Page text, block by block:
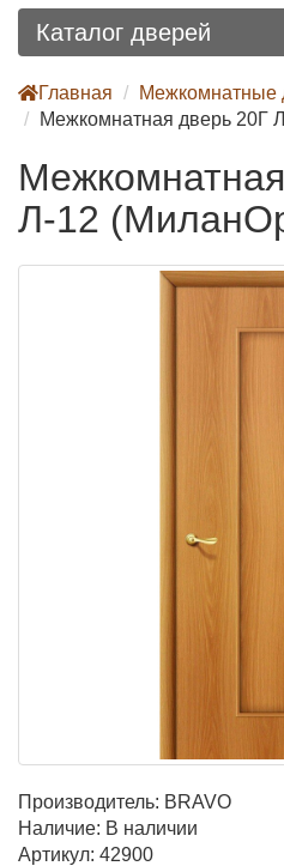
Каталог дверей
Главная
Межкомнатные
Межкомнатная дверь 20Г
Л-12
Производитель: BRAVO
Наличие: В наличии
Артикул: 42900